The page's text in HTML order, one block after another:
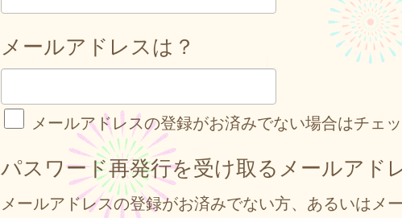
メールアドレスは？
メールアドレスの登録がお済みでない場合はチェ
パスワード再発行を受け取るメールアド
メールアドレスの登録がお済みでない方、あるいはメ